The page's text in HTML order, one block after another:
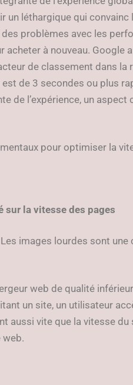
un léthargique qui
problèmes avec les
à nouveau. Google
de classement dans la
est de 3 secondes ou plus
de l’expérience, un
pour optimiser la
sur la vitesse des pages
Les images lourdes sont
web de qualité
un site, un utilisateur
aussi vite que la vitesse
web.